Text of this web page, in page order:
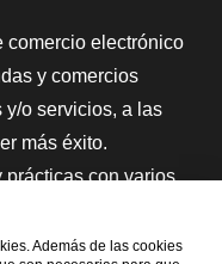
comercio electrónico
y comercios
y/o servicios, a las
más éxito.
prácticas con varios
herramientas y
de mercado, y
Además de las cookies